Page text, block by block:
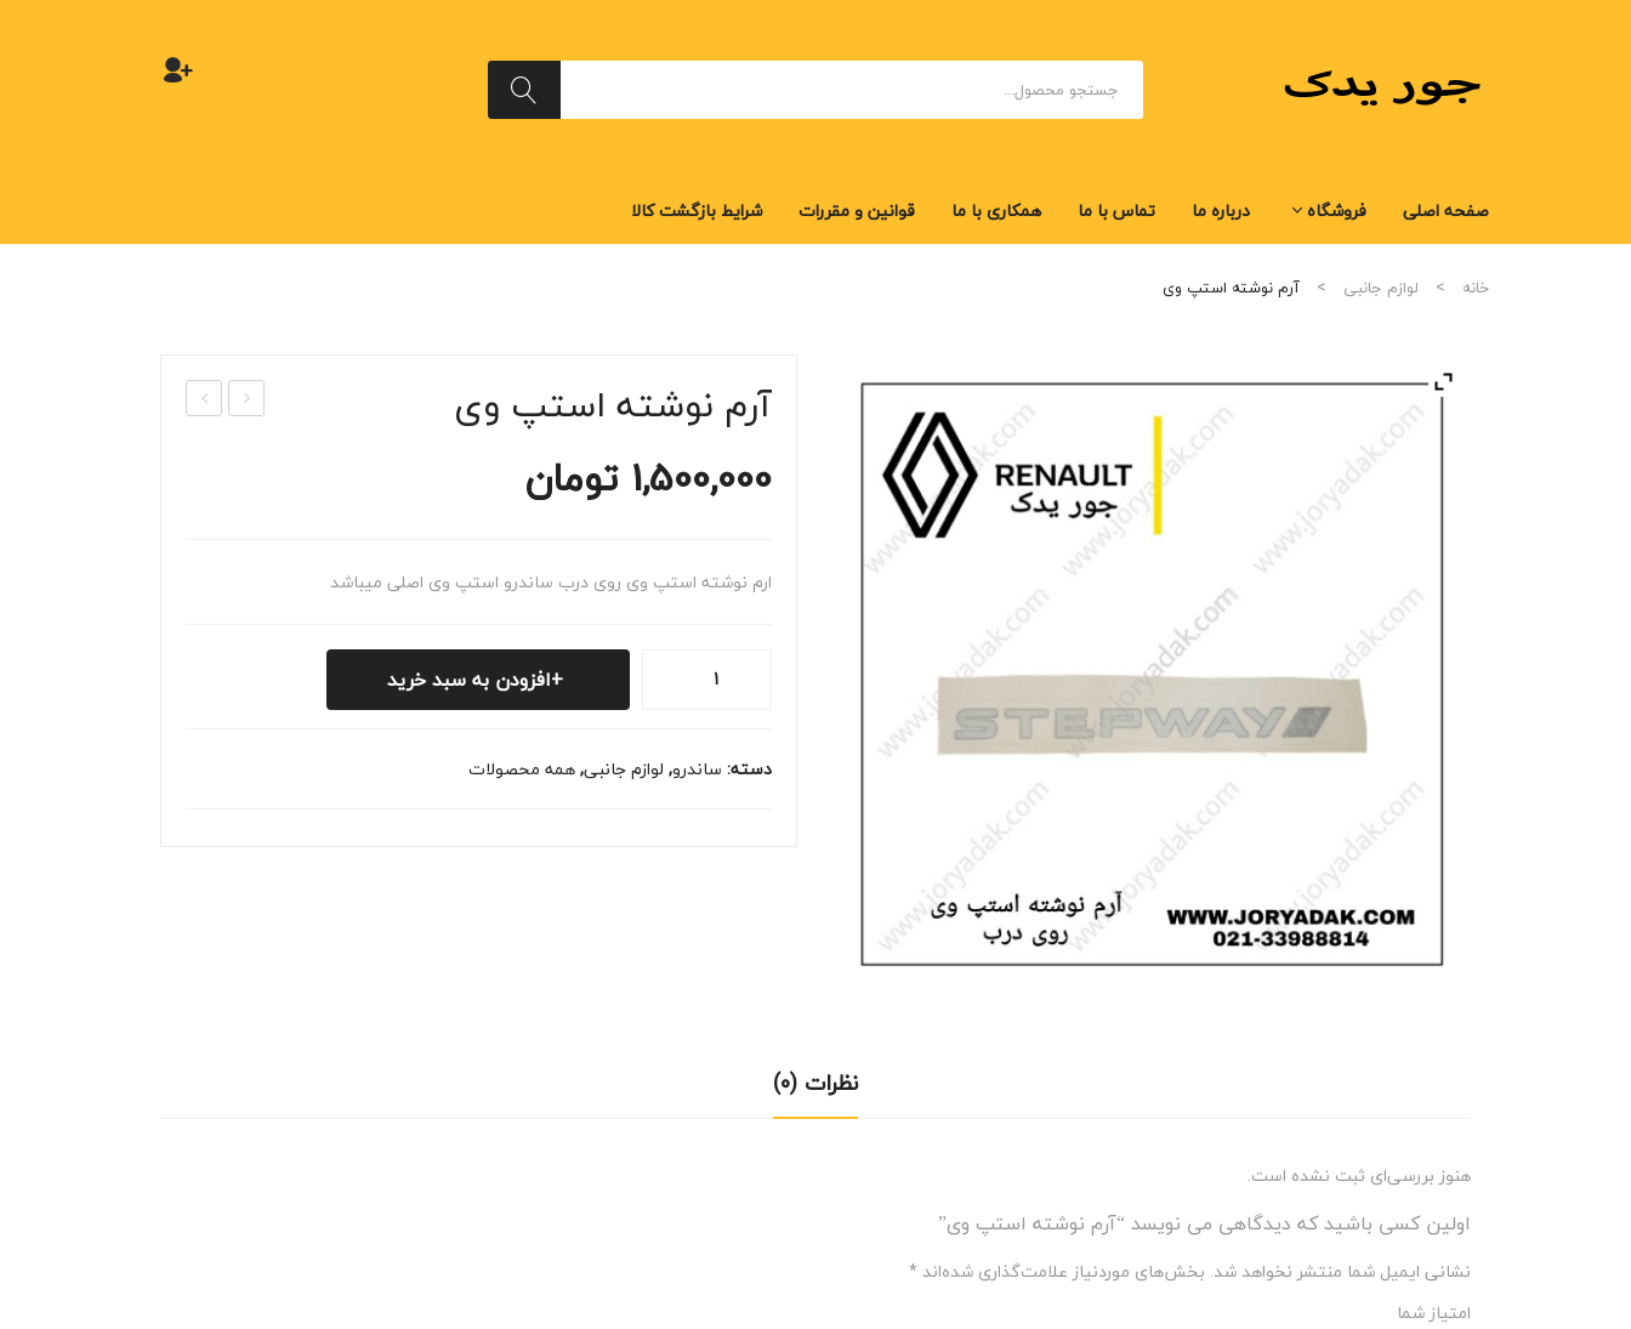
صفحه اصلی فروشگاه درباره ما تماس با ما همکاری با ما قوانین و مقررات شرایط بازگشت کالا
صفحه اصلی فروشگاه درباره ما خانه لوازم جانبی آرم نوشته استپ وی
آرم نوشته استپ وی
1,500,000 تومان
ارم نوشته استپ وی روی درب ساندرو استپ وی اصلی میباشد
وی
افزودن به سبد خرید
دسته: ساندرو, لوازم جانبی,همه محصولات
نظرات (0)
هنوز بررسی‌ای ثبت نشده است.
اولین کسی باشید که دیدگاهی می نویسد “آرم نوشته استپ وی”
نشانی ایمیل شما منتشر نخواهد شد. بخش‌های موردنیاز علامت‌گذاری شده‌اند *
امتیاز شما